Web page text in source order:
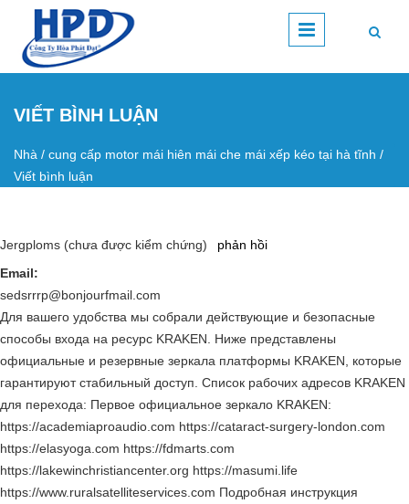
Nhảy đến nội dung
VIẾT BÌNH LUẬN
Bạn đang ở đây
Nhà / cung cấp motor mái hiên mái che mái xếp kéo tại hà tĩnh /
Viết bình luận
Jergploms (chưa được kiểm chứng)
phản hồi
Email:
sedsrrrp@bonjourfmail.com
Для вашего удобства мы собрали действующие и безопасные
способы входа на ресурс KRAKEN. Ниже представлены
официальные и резервные зеркала платформы KRAKEN, которые
гарантируют стабильный доступ. Список рабочих адресов KRAKEN
для перехода: Первое официальное зеркало KRAKEN:
https://academiaproaudio.com https://cataract-surgery-london.com
https://elasyoga.com https://fdmarts.com
https://lakewinchristiancenter.org https://masumi.life
https://www.ruralsatelliteservices.com Подробная инструкция